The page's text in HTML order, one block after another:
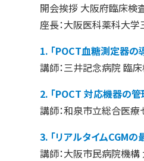
開会挨拶 大阪府臨床
座長：大阪医科薬科大
1. 「POCT血糖測定器
講師：三井記念病院 臨
2. 「POCT 対応機器の
講師：和泉市立総合医
3. 「リアルタイムCGM
講師：大阪市民病院機